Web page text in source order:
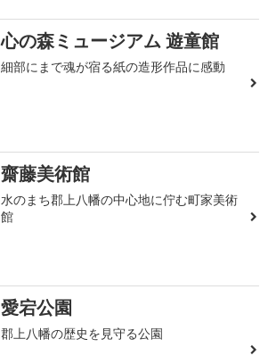
心の森ミュージアム 遊童館
細部にまで魂が宿る紙の造形作品に感動
齋藤美術館
水のまち郡上八幡の中心地に佇む町家美術
館
愛宕公園
郡上八幡の歴史を見守る公園